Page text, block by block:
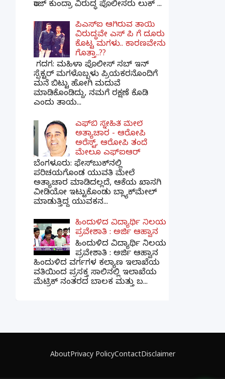
ರಾಜ್ ಕುಂದ್ರಾ ವಿರುದ್ಧ ಪೊಲೀಸರು ಲುಕ್ ...
ಪಿಎಸ್​ಐ ಆಗಿರುವ ತಾಯಿ
ವಿರುದ್ಧವೇ ಎಸ್ ಪಿ ಗೆ ದೂರು
ಕೊಟ್ಟ ಮಗಳು.. ಕಾರಣವೇನು
ಗೊತ್ತಾ..??
ಗದಗ​: ಮಹಿಳಾ ಪೊಲೀಸ್​ ಸಬ್ ​ಇನ್​
ಸ್ಪೆಕ್ಟರ್​ ಮಗಳೊಬ್ಬಳು ಪ್ರಿಯಕರನೊಂದಿಗೆ
ಮನೆ ಬಿಟ್ಟು ಹೋಗಿ ಮದುವೆ
ಮಾಡಿಕೊಂಡಿದ್ದು, ನಮಗೆ ರಕ್ಷಣೆ ಕೊಡಿ
ಎಂದು ತಾಯ...
ಎಫ್‌ಬಿ ಸ್ನೇಹಿತೆ ಮೇಲೆ
ಅತ್ಯಾಚಾರ - ಆರೋಪಿ
ಅರೆಸ್ಟ್, ಆರೋಪಿ ತಂದೆ
ಮೇಲೂ ಎಫ್ಐಆರ್
ಬೆಂಗಳೂರು: ಫೇಸ್‌ಬುಕ್‌ನಲ್ಲಿ
ಪರಿಚಯಗೊಂಡ ಯುವತಿ ಮೇಲೆ
ಅತ್ಯಾಚಾರ ಮಾಡಿದಲ್ಲದೆ, ಆಕೆಯ ಖಾಸಗಿ
ವೀಡಿಯೋ ಇಟ್ಟುಕೊಂಡು ಬ್ಲ್ಯಾಕ್‌ಮೇಲ್
ಮಾಡುತ್ತಿದ್ದ ಯುವಕನ...
ಹಿಂದುಳಿದ ವಿದ್ಯಾರ್ಥಿ ನಿಲಯ
ಪ್ರವೇಶಾತಿ : ಅರ್ಜಿ ಆಹ್ವಾನ
ಹಿಂದುಳಿದ ವಿದ್ಯಾರ್ಥಿ ನಿಲಯ
ಪ್ರವೇಶಾತಿ : ಅರ್ಜಿ ಆಹ್ವಾನ
ಹಿಂದುಳಿದ ವರ್ಗಗಳ ಕಲ್ಯಾಣ ಇಲಾಖೆಯ
ವತಿಯಿಂದ ಪ್ರಸಕ್ತ ಸಾಲಿನಲ್ಲಿ ಇಲಾಖೆಯ
ಮೆಟ್ರಿಕ್ ನಂತರದ ಬಾಲಕ ಮತ್ತು ಬ...
AboutPrivacy PolicyContactDisclaimer
×
📢 ನಮ್ಮ WhatsApp ಗ್ರೂಪ್‌ಗೆ ಸೇರಿ — ತಕ್ಷಣದ